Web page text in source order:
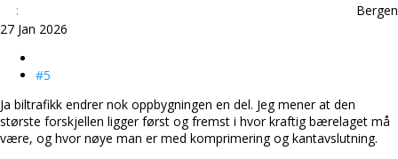
Bergen
27 Jan 2026
#5
Ja biltrafikk endrer nok oppbygningen en del. Jeg mener at den
største forskjellen ligger først og fremst i hvor kraftig bærelaget må
være, og hvor nøye man er med komprimering og kantavslutning.